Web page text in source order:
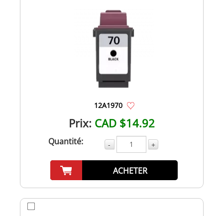
12A1970
Prix: CAD $14.92
Quantité: - +
ACHETER